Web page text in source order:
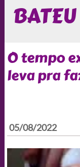
BATEU
O tempo
leva pra
05/08/2022